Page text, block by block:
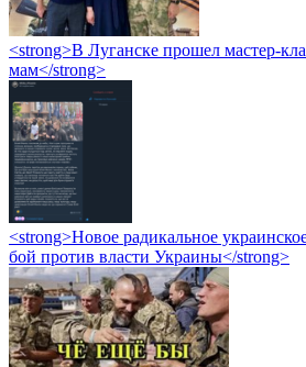
<strong>В Луганске прошел мастер-
мам</strong>
<strong>Новое радикальное
бой против власти Украины</strong>